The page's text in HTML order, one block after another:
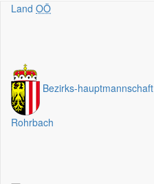
Land OÖ
Bezirks-hauptmannschaft
Rohrbach